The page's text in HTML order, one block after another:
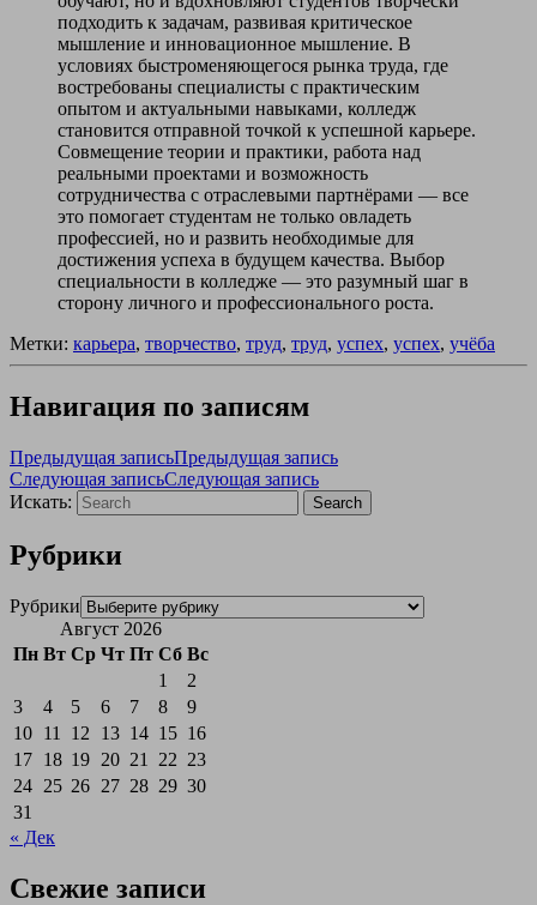
подходить к задачам, развивая критическое
мышление и инновационное мышление. В
условиях быстроменяющегося рынка труда, где
востребованы специалисты с практическим
опытом и актуальными навыками, колледж
становится отправной точкой к успешной карьере.
Совмещение теории и практики, работа над
реальными проектами и возможность
сотрудничества с отраслевыми партнёрами — все
это помогает студентам не только овладеть
профессией, но и развить необходимые для
достижения успеха в будущем качества. Выбор
специальности в колледже — это разумный шаг в
сторону личного и профессионального роста.
Метки: карьера, творчество, труд, труд, успех, успех, учёба
Навигация по записям
Предыдущая записьПредыдущая запись
Следующая записьСледующая запись
Искать:
Search
Рубрики
Рубрики
Август 2026
Пн Вт Ср Чт Пт Сб Вс
1
2
3
4 5 6 7 8
9
10 11 12 13 14 15 16
17 18 19 20 21 22 23
24 25 26 27 28 29 30
31
« Дек
Свежие записи